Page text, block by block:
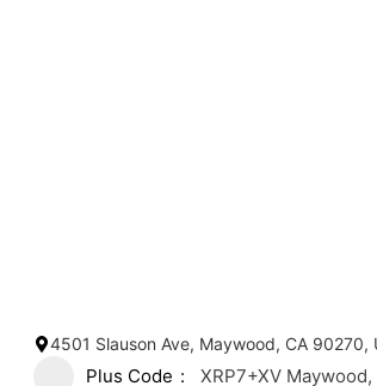
4501 Slauson Ave, Maywood, CA 90270,
Plus Code XRP7+XV